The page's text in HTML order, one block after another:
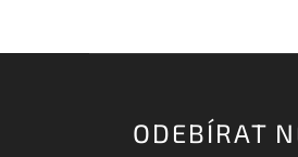
ODEBÍRAT